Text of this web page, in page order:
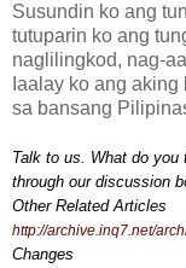
Susundin ko ang
tutuparin ko ang
naglilingkod, nag-
Iaalay ko ang
sa bansang
Talk to us. What do
through our discussion
Other Related Articles
http://archive.inq7.net/
Changes